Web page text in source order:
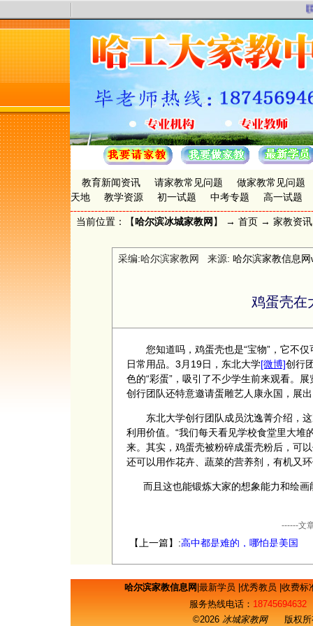
教育新闻资讯 请家教常见问题
做家教常见问题
天地
教学资源 初一试题 中考专题 高一试题
当前位置：【哈尔滨冰城家教网 】 → 首页 → 家教资讯
采编:哈尔滨家教网 来源: 哈尔滨家教信息
鸡蛋壳在
您知道吗，鸡蛋壳也是“宝物”，它不仅
日常用品。3月19日，东北大学[微博]创行
色的“彩蛋”，吸引了不少学生前来观看。
创行团队还特意邀请蛋雕艺人康永国，展
东北大学创行团队成员沈逸菁介绍，这
利用价值。“我们每天看见学校食堂里大
来。其实，鸡蛋壳被粉碎成蛋壳粉后，可
还可以用作花卉、蔬菜的营养剂，有机又环
而且这也能锻炼大家的想象能力和绘画
------文
【上一篇】:高中都是难的，哪怕是美国
哈尔滨家教信息网 最新学员 优秀教员 收费标
服务热线电话： 18745694632
©2026 冰城家教网版权所有